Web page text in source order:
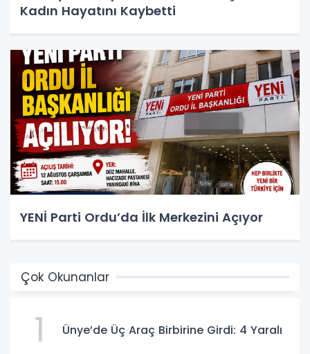
Kadın Hayatını Kaybetti
YENİ Parti Ordu’da İlk Merkezini Açıyor
Çok Okunanlar
1 Ünye’de Üç Araç Birbirine Girdi: 4 Yaralı